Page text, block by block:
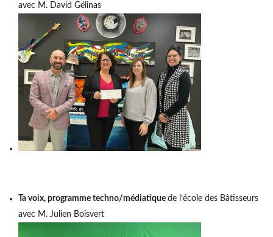
avec M. David Gélinas
Ta voix, programme techno/médiatique de l’école des Bâtisseurs
avec M. Julien Boisvert